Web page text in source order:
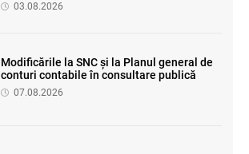
03.08.2026
Modificările la SNC și la Planul general de
conturi contabile în consultare publică
07.08.2026